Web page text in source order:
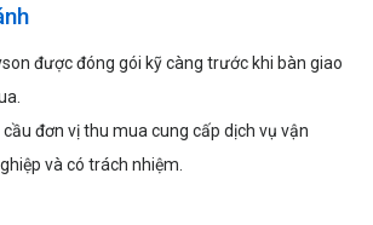
được đóng gói kỹ càng trước khi bàn giao
cầu đơn vị thu mua cung cấp dịch vụ vận
và có trách nhiệm.